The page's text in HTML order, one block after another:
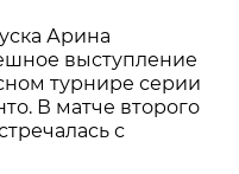
Арина
выступление
турнире серии
В матче второго
с